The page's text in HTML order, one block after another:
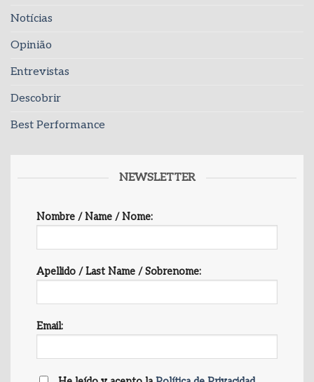
Notícias
Opinião
Entrevistas
Descobrir
Best Performance
NEWSLETTER
Nombre / Name / Nome:
Apellido / Last Name / Sobrenome:
Email: